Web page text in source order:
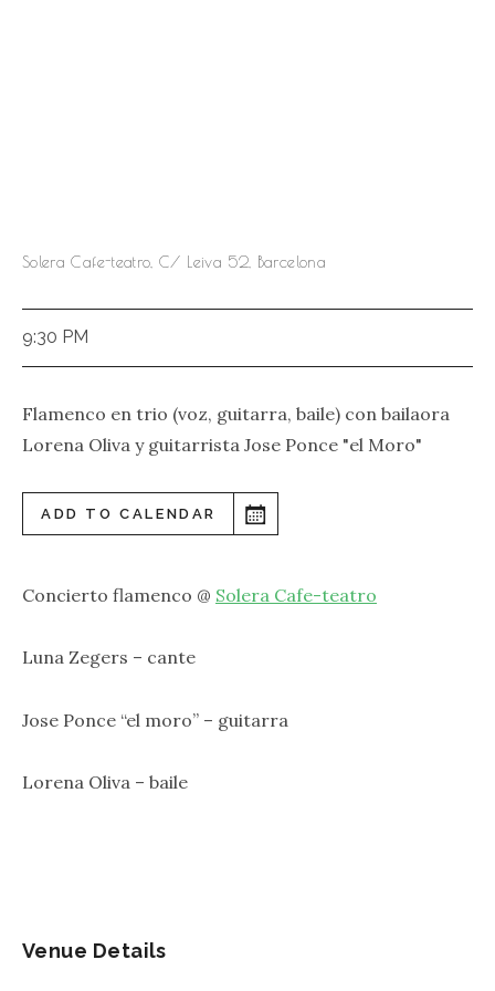
Solera Cafe-teatro, C/ Leiva 52, Barcelona
9:30 PM
Flamenco en trio (voz, guitarra, baile) con bailaora
Lorena Oliva y guitarrista Jose Ponce "el Moro"
ADD TO CALENDAR
Concierto flamenco @ Solera Cafe-teatro
Luna Zegers – cante
Jose Ponce “el moro” – guitarra
Lorena Oliva – baile
Venue Details